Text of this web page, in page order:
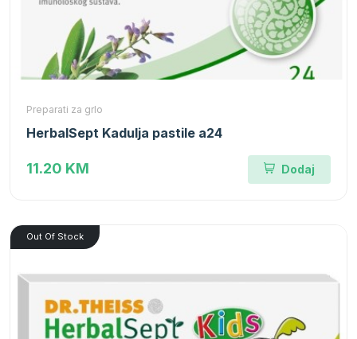
Preparati za grlo
HerbalSept Kadulja pastile a24
11.20 KM Dodaj
Out Of Stock